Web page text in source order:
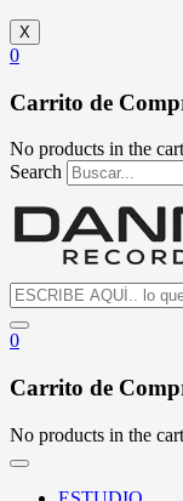
X
0
Carrito de
No products in the
Search
0
Carrito de
No products in the